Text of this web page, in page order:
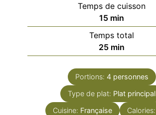
Temps de cuisson
15minutes
min
Temps total
25minutes
min
Portions: 4 personnes
Type de plat: Plat principal
Cuisine: Française Calories: